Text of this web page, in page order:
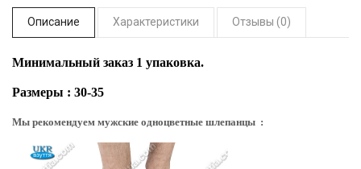
Описание Характеристики Отзывы (0)
Минимальный заказ 1 упаковка.
Размеры : 30-35
Мы рекомендуем мужские одноцветные шлепанцы :